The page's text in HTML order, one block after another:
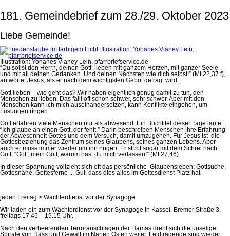
181. Gemeindebrief zum 28./29. Oktober 2023
Liebe Gemeinde!
Illustration: Yohanes Vianey Lein, pfarrbriefservice.de
“Du sollst den Herrn, deinen Gott, lieben mit ganzem Herzen, mit ganzer Seele
und mit all deinen Gedanken. Und deinen Nächsten wie dich selbst!” (Mt 22,37 f),
antwortet Jesus, als er nach dem wichtigsten Gebot gefragt wird.
Gott lieben – wie geht das? Wir haben eigentlich genug damit zu tun, den
Menschen zu lieben. Das fällt oft schon schwer, sehr schwer. Aber mit den
Menschen kann ich mich auseinandersetzen, kann Konflikte eingehen, um
Lösungen ringen.
Gott erfahren viele Menschen nur als abwesend. Ein Buchtitel dieser Tage lautet:
“Ich glaube an einen Gott, der fehlt.” Darin beschreiben Menschen ihre Erfahrung
der Abwesenheit Gottes und dem Versuch, damit umzugehen. Für Jesus ist die
Gottesbeziehung das Zentrum seines Glaubens, seines ganzen Lebens. Aber
auch er muss immer wieder um ihn ringen. Er stirbt sogar mit dem Schrei nach
Gott: “Gott, mein Gott, warum hast du mich verlassen!” (Mt 27,46).
In dieser Spannung vollzieht sich oft das persönliche Glaubensleben: Gottsuche,
Gottesnähe, Gottesferne ... Gut, dass dies alles im Gottesdienst Platz hat.
jeden Freitag > Wächterdienst vor der Synagoge
Wir laden ein zum Wächterdienst vor der Synagoge in Kassel, Bremer Straße 3,
freitags 17.45 – 19.15 Uhr.
Nach den verheerenden Terroranschlägen der Hamas dreht sich die unselige
Spirale von Hass und Gewalt im Nahen Osten weiter. Leidtragende sind wieder